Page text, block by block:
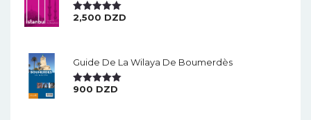
Note5.00
2,500 DZD
Guide De La Wilaya De Boumerdès
Note
5.00
900 DZD